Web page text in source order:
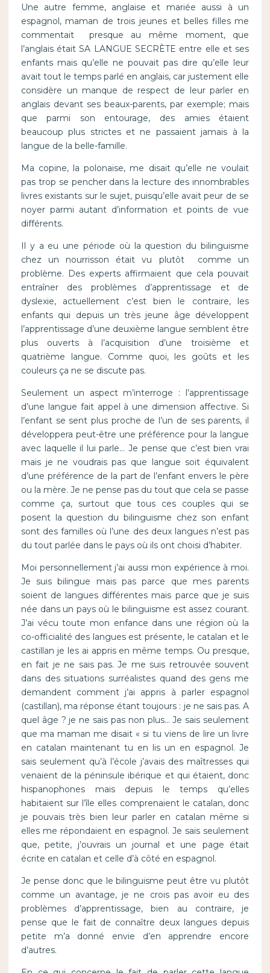
Une autre femme, anglaise et mariée aussi à un
espagnol, maman de trois jeunes et belles filles me
commentait presque au même moment, que
l’anglais était SA LANGUE SECRÈTE entre elle et ses
enfants mais qu’elle ne pouvait pas dire qu’elle leur
avait tout le temps parlé en anglais, car justement elle
considère un manque de respect de leur parler en
anglais devant ses beaux-parents, par exemple; mais
que parmi son entourage, des amies étaient
beaucoup plus strictes et ne passaient jamais à la
langue de la belle-famille.
Ma copine, la polonaise, me disait qu’elle ne voulait
pas trop se pencher dans la lecture des innombrables
livres existants sur le sujet, puisqu’elle avait peur de se
noyer parmi autant d’information et points de vue
différents.
Il y a eu une période où la question du bilinguisme
chez un nourrisson était vu plutôt comme un
problème. Des experts affirmaient que cela pouvait
entraîner des problèmes d’apprentissage et de
dyslexie, actuellement c’est bien le contraire, les
enfants qui depuis un très jeune âge développent
l’apprentissage d’une deuxième langue semblent être
plus ouverts à l’acquisition d’une troisième et
quatrième langue. Comme quoi, les goûts et les
couleurs ça ne se discute pas.
Seulement un aspect m’interroge : l’apprentissage
d’une langue fait appel à une dimension affective. Si
l’enfant se sent plus proche de l’un de ses parents, il
développera peut-être une préférence pour la langue
avec laquelle il lui parle… Je pense que c’est bien vrai
mais je ne voudrais pas que langue soit équivalent
d’une préférence de la part de l’enfant envers le père
ou la mère. Je ne pense pas du tout que cela se passe
comme ça, surtout que tous ces couples qui se
posent la question du bilinguisme chez son enfant
sont des familles où l’une des deux langues n’est pas
du tout parlée dans le pays où ils ont choisi d’habiter.
Moi personnellement j’ai aussi mon expérience à moi.
Je suis bilingue mais pas parce que mes parents
soient de langues différentes mais parce que je suis
née dans un pays où le bilinguisme est assez courant.
J’ai vécu toute mon enfance dans une région où la
co-officialité des langues est présente, le catalan et le
castillan je les ai appris en même temps. Ou presque,
en fait je ne sais pas. Je me suis retrouvée souvent
dans des situations surréalistes quand des gens me
demandent comment j’ai appris à parler espagnol
(castillan), ma réponse étant toujours : je ne sais pas. A
quel âge ? je ne sais pas non plus… Je sais seulement
que ma maman me disait « si tu viens de lire un livre
en catalan maintenant tu en lis un en espagnol. Je
sais seulement qu’à l’école j’avais des maîtresses qui
venaient de la péninsule ibérique et qui étaient, donc
hispanophones mais depuis le temps qu’elles
habitaient sur l’île elles comprenaient le catalan, donc
je pouvais très bien leur parler en catalan même si
elles me répondaient en espagnol. Je sais seulement
que, petite, j’ouvrais un journal et une page était
écrite en catalan et celle d’à côté en espagnol.
Je pense donc que le bilinguisme peut être vu plutôt
comme un avantage, je ne crois pas avoir eu des
problèmes d’apprentissage, bien au contraire, je
pense que le fait de connaître deux langues depuis
petite m’a donné envie d’en apprendre encore
d’autres.